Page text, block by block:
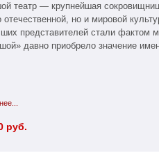
театр — крупнейшая
отечественной, но и мировой
представителей стали фактом
давно приобрело значение
руб.